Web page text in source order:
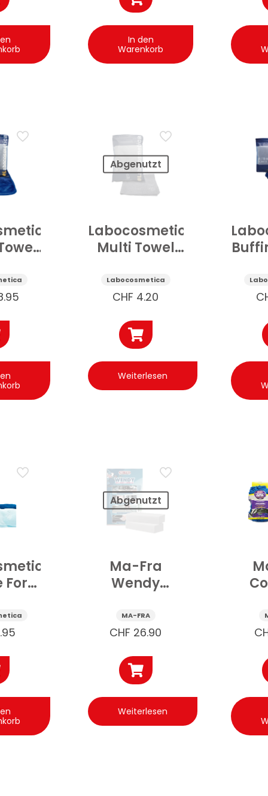
In den
Warenkorb
Abgenutzt
Labocosmetica
Multi Towel
Auto
Mehrzweck
Labocosmetica
CHF 4.20
Weiterlesen
For
Abgenutzt
Ma-Fra
Wendy
Auto 12 Stk
MA-FRA
CHF 26.90
Weiterlesen